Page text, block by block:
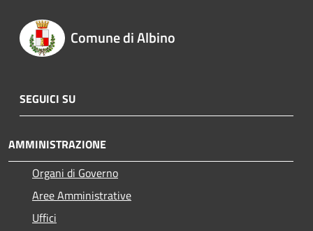
Comune di Albino
SEGUICI SU
AMMINISTRAZIONE
Organi di Governo
Aree Amministrative
Uffici